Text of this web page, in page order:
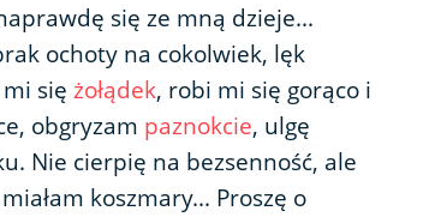
się ze mną dzieje...
ochoty na cokolwiek, lęk
się żołądek, robi mi się gorąco i
obgryzam paznokcie, ulgę
Nie cierpię na bezsenność, ale
koszmary... Proszę o